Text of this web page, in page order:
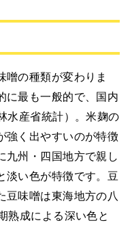
の種類が変わりま
に最も一般的で、国内
水産省統計）。米麹の
強く出やすいのが特徴
九州・四国地方で親し
淡い色が特徴です。豆
豆味噌は東海地方の八
熟成による深い色と